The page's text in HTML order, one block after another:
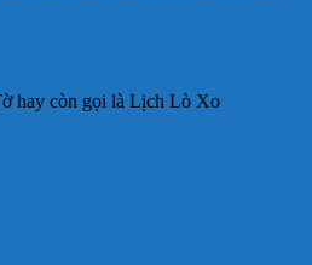
hay còn gọi là Lịch Lò Xo